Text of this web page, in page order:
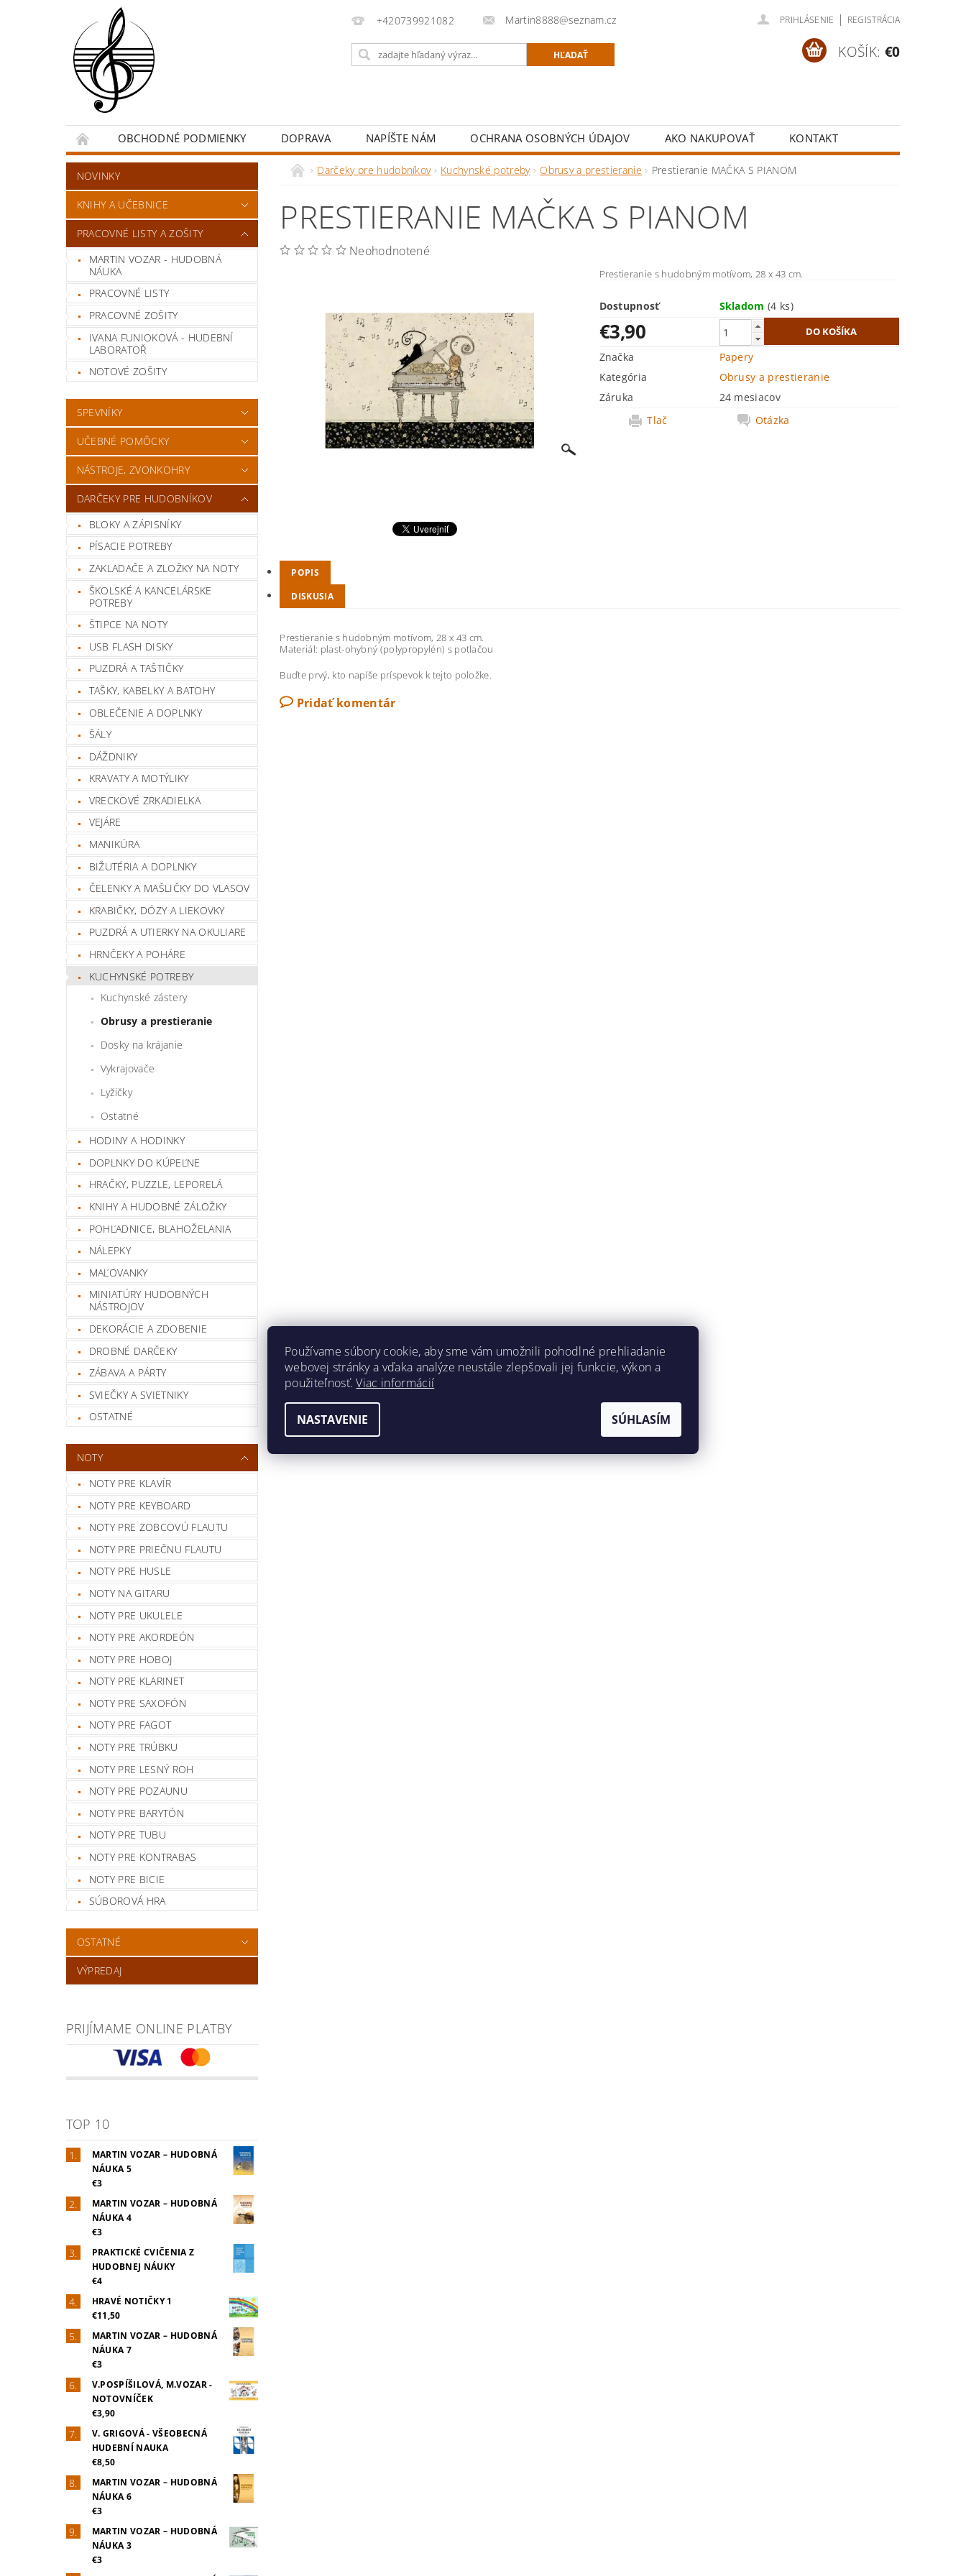
+420739921082 Martin8888@seznam.cz PRIHLÁSENIE | REGISTRÁCIA
KOŠÍK: €0
OBCHODNÉ PODMIENKY DOPRAVA NAPÍŠTE NÁM OCHRANA OSOBNÝCH ÚDAJOV AKO NAKUPOVAŤ KONTAKT
NOVINKY
KNIHY A UČEBNICE
PRACOVNÉ LISTY A ZOŠITY
MARTIN VOZAR - HUDOBNÁ
NÁUKA
PRACOVNÉ LISTY
PRACOVNÉ ZOŠITY
IVANA FUNIOKOVÁ - HUDEBNÍ
LABORATOŘ
NOTOVÉ ZOŠITY
SPEVNÍKY
UČEBNÉ POMÔCKY
NÁSTROJE, ZVONKOHRY
DARČEKY PRE HUDOBNÍKOV
BLOKY A ZÁPISNÍKY
PÍSACIE POTREBY
ZAKLADAČE A ZLOŽKY NA NOTY
ŠKOLSKÉ A KANCELÁRSKE
POTREBY
ŠTIPCE NA NOTY
USB FLASH DISKY
PUZDRÁ A TAŠTIČKY
TAŠKY, KABELKY A BATOHY
OBLEČENIE A DOPLNKY
ŠÁLY
DÁŽDNIKY
KRAVATY A MOTÝLIKY
VRECKOVÉ ZRKADIELKA
VEJÁRE
MANIKÚRA
BIŽUTÉRIA A DOPLNKY
ČELENKY A MAŠLIČKY DO VLASOV
KRABIČKY, DÓZY A LIEKOVKY
PUZDRÁ A UTIERKY NA OKULIARE
HRNČEKY A POHÁRE
KUCHYNSKÉ POTREBY
Kuchynské zástery
Obrusy a prestieranie
Dosky na krájanie
Vykrajovače
Lyžičky
Ostatné
HODINY A HODINKY
DOPLNKY DO KÚPEĽNE
HRAČKY, PUZZLE, LEPORELÁ
KNIHY A HUDOBNÉ ZÁLOŽKY
POHĽADNICE, BLAHOŽELANIA
NÁLEPKY
MAĽOVANKY
MINIATÚRY HUDOBNÝCH
NÁSTROJOV
DEKORÁCIE A ZDOBENIE
DROBNÉ DARČEKY
ZÁBAVA A PÁRTY
SVIEČKY A SVIETNIKY
OSTATNÉ
NOTY
NOTY PRE KLAVÍR
NOTY PRE KEYBOARD
NOTY PRE ZOBCOVÚ FLAUTU
NOTY PRE PRIEČNU FLAUTU
NOTY PRE HUSLE
NOTY NA GITARU
NOTY PRE UKULELE
NOTY PRE AKORDEÓN
NOTY PRE HOBOJ
NOTY PRE KLARINET
NOTY PRE SAXOFÓN
NOTY PRE FAGOT
NOTY PRE TRÚBKU
NOTY PRE LESNÝ ROH
NOTY PRE POZAUNU
NOTY PRE BARYTÓN
NOTY PRE TUBU
NOTY PRE KONTRABAS
NOTY PRE BICIE
SÚBOROVÁ HRA
OSTATNÉ
VÝPREDAJ
PRIJÍMAME ONLINE PLATBY
TOP 10
MARTIN VOZAR – HUDOBNÁ
NÁUKA 5
€3
MARTIN VOZAR – HUDOBNÁ
NÁUKA 4
€3
PRAKTICKÉ CVIČENIA Z
HUDOBNEJ NÁUKY
€4
HRAVÉ NOTIČKY 1
€11,50
MARTIN VOZAR – HUDOBNÁ
NÁUKA 7
€3
V.POSPÍŠILOVÁ, M.VOZAR -
NOTOVNÍČEK
€3,90
V. GRIGOVÁ - VŠEOBECNÁ
HUDEBNÍ NAUKA
€8,50
MARTIN VOZAR – HUDOBNÁ
NÁUKA 6
€3
MARTIN VOZAR – HUDOBNÁ
NÁUKA 3
€3
Darčeky pre hudobníkov Kuchynské potreby Obrusy a prestieranie Prestieranie MAČKA S PIANOM
PRESTIERANIE MAČKA S PIANOM
Neohodnotené
Prestieranie s hudobným motívom, 28 x 43 cm.
Dostupnosť Skladom(4 ks)
€3,90
Značka
Papery
Kategória
Obrusy a prestieranie
Záruka
24 mesiacov
Tlač
Otázka
POPIS
DISKUSIA
Prestieranie s hudobným motívom, 28 x 43 cm.
Materiál: plast-ohybný (polypropylén) s potlačou
Buďte prvý, kto napíše príspevok k tejto položke.
Pridať komentár
Používame súbory cookie, aby sme vám umožnili pohodlné prehliadanie
webovej stránky a vďaka analýze neustále zlepšovali jej funkcie, výkon a
použiteľnosť.Viac informácií
NASTAVENIE SÚHLASÍM